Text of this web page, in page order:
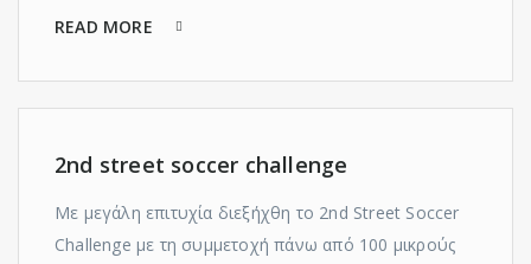
READ MORE
2nd street soccer challenge
Με μεγάλη επιτυχία διεξήχθη το 2nd Street Soccer
Challenge με τη συμμετοχή πάνω από 100 μικρούς